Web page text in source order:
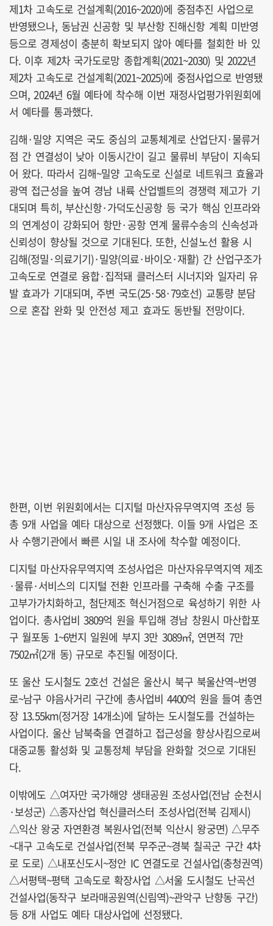
제1차 고속도로 건설계획(2016~2020)에 중점추진 사업으로
반영됐으나, 동남권 신공항 및 부산항 진해신항 계획 미반영
등으로 경제성이 충분히 확보되지 않아 예타를 철회한 바 있
다. 이후 제2차 국가도로망 종합계획(2021~2030) 및 2022년
제2차 고속도로 건설계획(2021~2025)에 중점사업으로 반영됐
으며, 2024년 6월 예타에 착수해 이번 재정사업평가위원회에
서 예타를 통과했다.
김해·밀양 지역은 국도 중심의 교통체계로 산업단지·물류거
점 간 연결성이 낮아 이동시간이 길고 물류비 부담이 지속되
어 왔다. 따라서 김해~밀양 고속도로 신설로 네트워크 효율과
광역 접근성을 높여 경남 내륙 산업벨트의 경쟁력 제고가 기
대되며 특히, 부산신항·가덕도신공항 등 국가 핵심 인프라와
의 연계성이 강화되어 항만·공항 연계 물류수송의 신속성과
신뢰성이 향상될 것으로 기대된다. 또한, 신설노선 활용 시
김해(정밀·의료기기)·밀양(의료·바이오·재활) 간 산업구조가
고속도로 연결로 융합·집적돼 클러스터 시너지와 일자리 유
발 효과가 기대되며, 주변 국도(25·58·79호선) 교통량 분담
으로 혼잡 완화 및 안전성 제고 효과도 동반될 전망이다.
한편, 이번 위원회에서는 디지털 마산자유무역지역 조성 등
총 9개 사업을 예타 대상으로 선정했다. 이들 9개 사업은 조
사 수행기관에서 빠른 시일 내 조사에 착수할 예정이다.
디지털 마산자유무역지역 조성사업은 마산자유무역지역 제조
·물류·서비스의 디지털 전환 인프라를 구축해 수출 구조를
고부가가치화하고, 첨단제조 혁신거점으로 육성하기 위한 사
업이다. 총사업비 3809억 원을 투입해 경남 창원시 마산합포
구 월포동 1~6번지 일원에 부지 3만 3089㎡, 연면적 7만
7502㎡(2개 동) 규모로 추진될 에정이다.
또 울산 도시철도 2호선 건설은 울산시 북구 북울산역~번영
로~남구 야음사거리 구간에 총사업비 4400억 원을 들여 총연
장 13.55km(정거장 14개소)에 달하는 도시철도를 건설하는
사업이다. 울산 남북축을 연결하고 접근성을 향상사킴으로써
대중교통 활성화 및 교통정체 부담을 완화할 것으로 기대된
다.
이밖에도 △여자만 국가해양 생태공원 조성사업(전남 순천시
·보성군) △종자산업 혁신클러스터 조성사업(전북 김제시)
△익산 왕궁 자연환경 복원사업(전북 익산시 왕궁면) △무주
~대구 고속도로 건설사업(전북 무주군~경북 칠곡군 구간 4차
로 도로) △내포신도시~정안 IC 연결도로 건설사업(충청권역)
△서평택~평택 고속도로 확장사업 △서울 도시철도 난곡선
건설사업(동작구 보라매공원역(신림역)~관악구 난향동 구간)
등 8개 사업도 예타 대상사업에 선정됐다.